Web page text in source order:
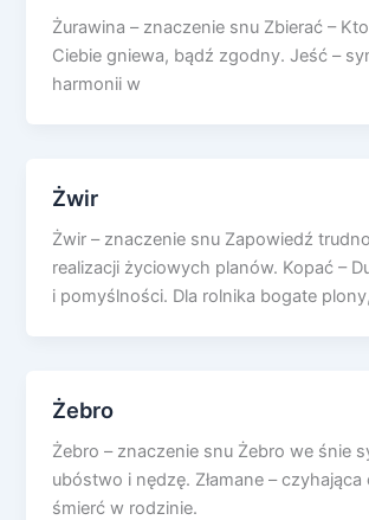
Żurawina – znaczenie snu Zbierać –
Ciebie gniewa, bądź zgodny. Jeść –
harmonii w
Żwir
Żwir – znaczenie snu Zapowiedź
realizacji życiowych planów. Kopać –
i pomyślności. Dla rolnika bogate plony,
Żebro
Żebro – znaczenie snu Żebro we śnie
ubóstwo i nędzę. Złamane –
śmierć w rodzinie.